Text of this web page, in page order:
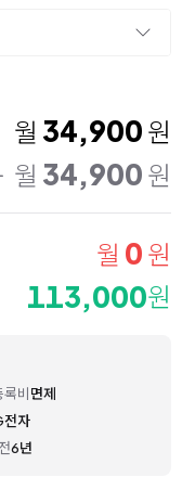
월 34,900 원
월 34,900 원
월 0 원
113,000원
비면제
전자
6년